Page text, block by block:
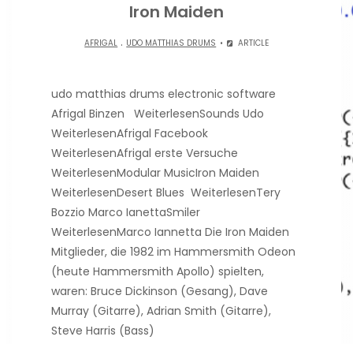
Iron Maiden
AFRIGAL . UDO MATTHIAS DRUMS ARTICLE
udo matthias drums electronic software
Afrigal Binzen WeiterlesenSounds Udo
WeiterlesenAfrigal Facebook
WeiterlesenAfrigal erste Versuche
WeiterlesenModular MusicIron Maiden
WeiterlesenDesert Blues WeiterlesenTery
Bozzio Marco IanettaSmiler
WeiterlesenMarco Iannetta Die Iron Maiden
Mitglieder, die 1982 im Hammersmith Odeon
(heute Hammersmith Apollo) spielten,
waren: Bruce Dickinson (Gesang), Dave
Murray (Gitarre), Adrian Smith (Gitarre),
Steve Harris (Bass)